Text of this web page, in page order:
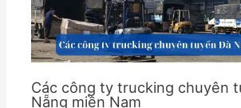
Các công ty trucking chuyên
Nẵng miền Nam